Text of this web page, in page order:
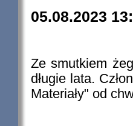
05.08.2023
Ze smutkiem
długie lata.
Materiały" od